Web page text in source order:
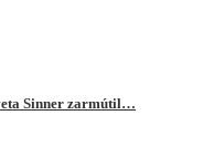
Sinner zarmútil…